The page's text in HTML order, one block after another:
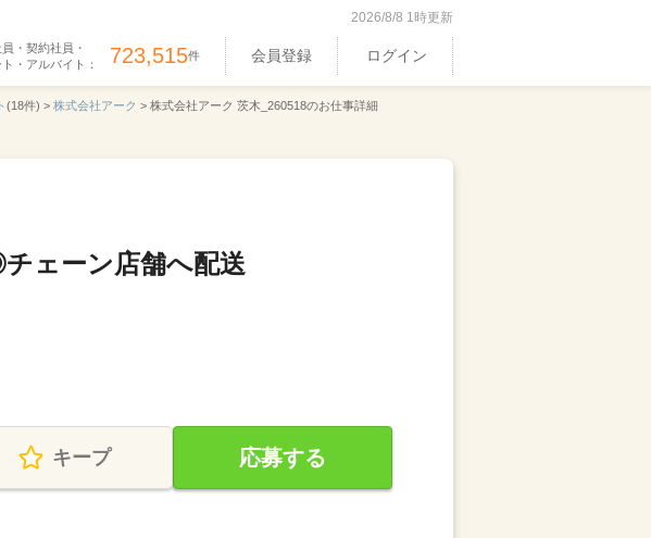
2026/8/8 1時更新
・契約社員・
ト・アルバイト： 723,515件 会員登録 ログイン
(18件) > 株式会社アーク > 株式会社アーク 茨木_260518のお仕事詳細
ェーン店舗へ配送
キープ 応募する